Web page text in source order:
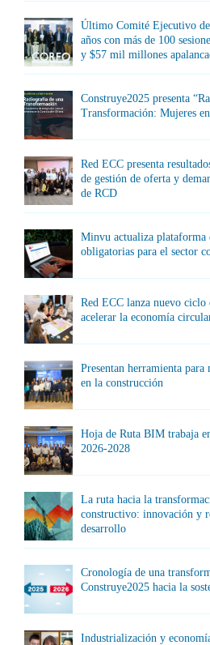
Último Comité Ejecutivo
años con más de 100
y $57 mil millones
Construye2025 presenta
Transformación: Mujeres
Red ECC presenta
de gestión de oferta y
de RCD
Minvu actualiza plataforma
obligatorias para el sector
Red ECC lanza nuevo ciclo
acelerar la economía
Presentan herramienta
en la construcción
Hoja de Ruta BIM trabaja
2026-2028
La ruta hacia la
constructivo: innovación y
desarrollo
Cronología de una
Construye2025 hacia la
Industrialización y